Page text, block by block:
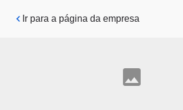
Pular para o conteúdo principal
Ir para a página da empresa